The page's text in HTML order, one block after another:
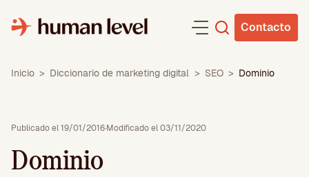
contenido
Contacto
Inicio > Diccionario de marketing digital > SEO > Dominio
Publicado el 19/01/2016·Modificado el 03/11/2020
Dominio